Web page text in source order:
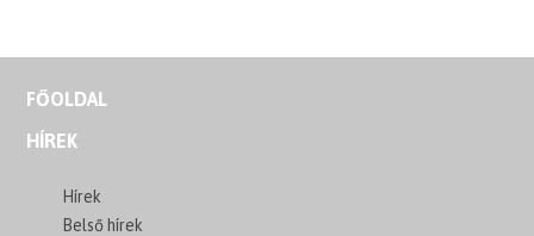
FŐOLDAL
HÍREK
Hírek
Belső hírek